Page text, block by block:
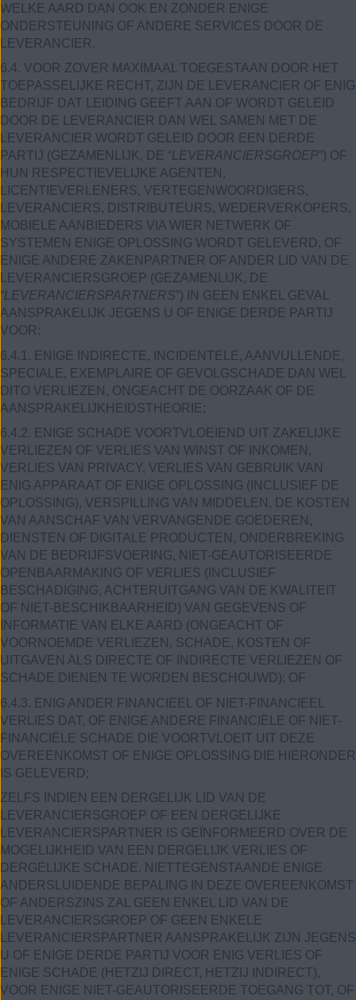
WELKE AARD DAN OOK EN ZONDER ENIGE
ONDERSTEUNING OF ANDERE SERVICES DOOR DE
LEVERANCIER.
6.4. VOOR ZOVER MAXIMAAL TOEGESTAAN DOOR HET
TOEPASSELIJKE RECHT, ZIJN DE LEVERANCIER OF ENIG
BEDRIJF DAT LEIDING GEEFT AAN OF WORDT GELEID
DOOR DE LEVERANCIER DAN WEL SAMEN MET DE
LEVERANCIER WORDT GELEID DOOR EEN DERDE
PARTIJ (GEZAMENLIJK, DE “LEVERANCIERSGROEP”) OF
HUN RESPECTIEVELIJKE AGENTEN,
LICENTIEVERLENERS, VERTEGENWOORDIGERS,
LEVERANCIERS, DISTRIBUTEURS, WEDERVERKOPERS,
MOBIELE AANBIEDERS VIA WIER NETWERK OF
SYSTEMEN ENIGE OPLOSSING WORDT GELEVERD, OF
ENIGE ANDERE ZAKENPARTNER OF ANDER LID VAN DE
LEVERANCIERSGROEP (GEZAMENLIJK, DE
“LEVERANCIERSPARTNERS”) IN GEEN ENKEL GEVAL
AANSPRAKELIJK JEGENS U OF ENIGE DERDE PARTIJ
VOOR:
6.4.1. ENIGE INDIRECTE, INCIDENTELE, AANVULLENDE,
SPECIALE, EXEMPLAIRE OF GEVOLGSCHADE DAN WEL
DITO VERLIEZEN, ONGEACHT DE OORZAAK OF DE
AANSPRAKELIJKHEIDSTHEORIE;
6.4.2. ENIGE SCHADE VOORTVLOEIEND UIT ZAKELIJKE
VERLIEZEN OF VERLIES VAN WINST OF INKOMEN,
VERLIES VAN PRIVACY, VERLIES VAN GEBRUIK VAN
ENIG APPARAAT OF ENIGE OPLOSSING (INCLUSIEF DE
OPLOSSING), VERSPILLING VAN MIDDELEN, DE KOSTEN
VAN AANSCHAF VAN VERVANGENDE GOEDEREN,
DIENSTEN OF DIGITALE PRODUCTEN, ONDERBREKING
VAN DE BEDRIJFSVOERING, NIET-GEAUTORISEERDE
OPENBAARMAKING OF VERLIES (INCLUSIEF
BESCHADIGING, ACHTERUITGANG VAN DE KWALITEIT
OF NIET-BESCHIKBAARHEID) VAN GEGEVENS OF
INFORMATIE VAN ELKE AARD (ONGEACHT OF
VOORNOEMDE VERLIEZEN, SCHADE, KOSTEN OF
UITGAVEN ALS DIRECTE OF INDIRECTE VERLIEZEN OF
SCHADE DIENEN TE WORDEN BESCHOUWD); OF
6.4.3. ENIG ANDER FINANCIEEL OF NIET-FINANCIEEL
VERLIES DAT, OF ENIGE ANDERE FINANCIËLE OF NIET-
FINANCIËLE SCHADE DIE VOORTVLOEIT UIT DEZE
OVEREENKOMST OF ENIGE OPLOSSING DIE HIERONDER
IS GELEVERD;
ZELFS INDIEN EEN DERGELIJK LID VAN DE
LEVERANCIERSGROEP OF EEN DERGELIJKE
LEVERANCIERSPARTNER IS GEÏNFORMEERD OVER DE
MOGELIJKHEID VAN EEN DERGELIJK VERLIES OF
DERGELIJKE SCHADE. NIETTEGENSTAANDE ENIGE
ANDERSLUIDENDE BEPALING IN DEZE OVEREENKOMST
OF ANDERSZINS ZAL GEEN ENKEL LID VAN DE
LEVERANCIERSGROEP OF GEEN ENKELE
LEVERANCIERSPARTNER AANSPRAKELIJK ZIJN JEGENS
U OF ENIGE DERDE PARTIJ VOOR ENIG VERLIES OF
ENIGE SCHADE (HETZIJ DIRECT, HETZIJ INDIRECT),
VOOR ENIGE NIET-GEAUTORISEERDE TOEGANG TOT, OF